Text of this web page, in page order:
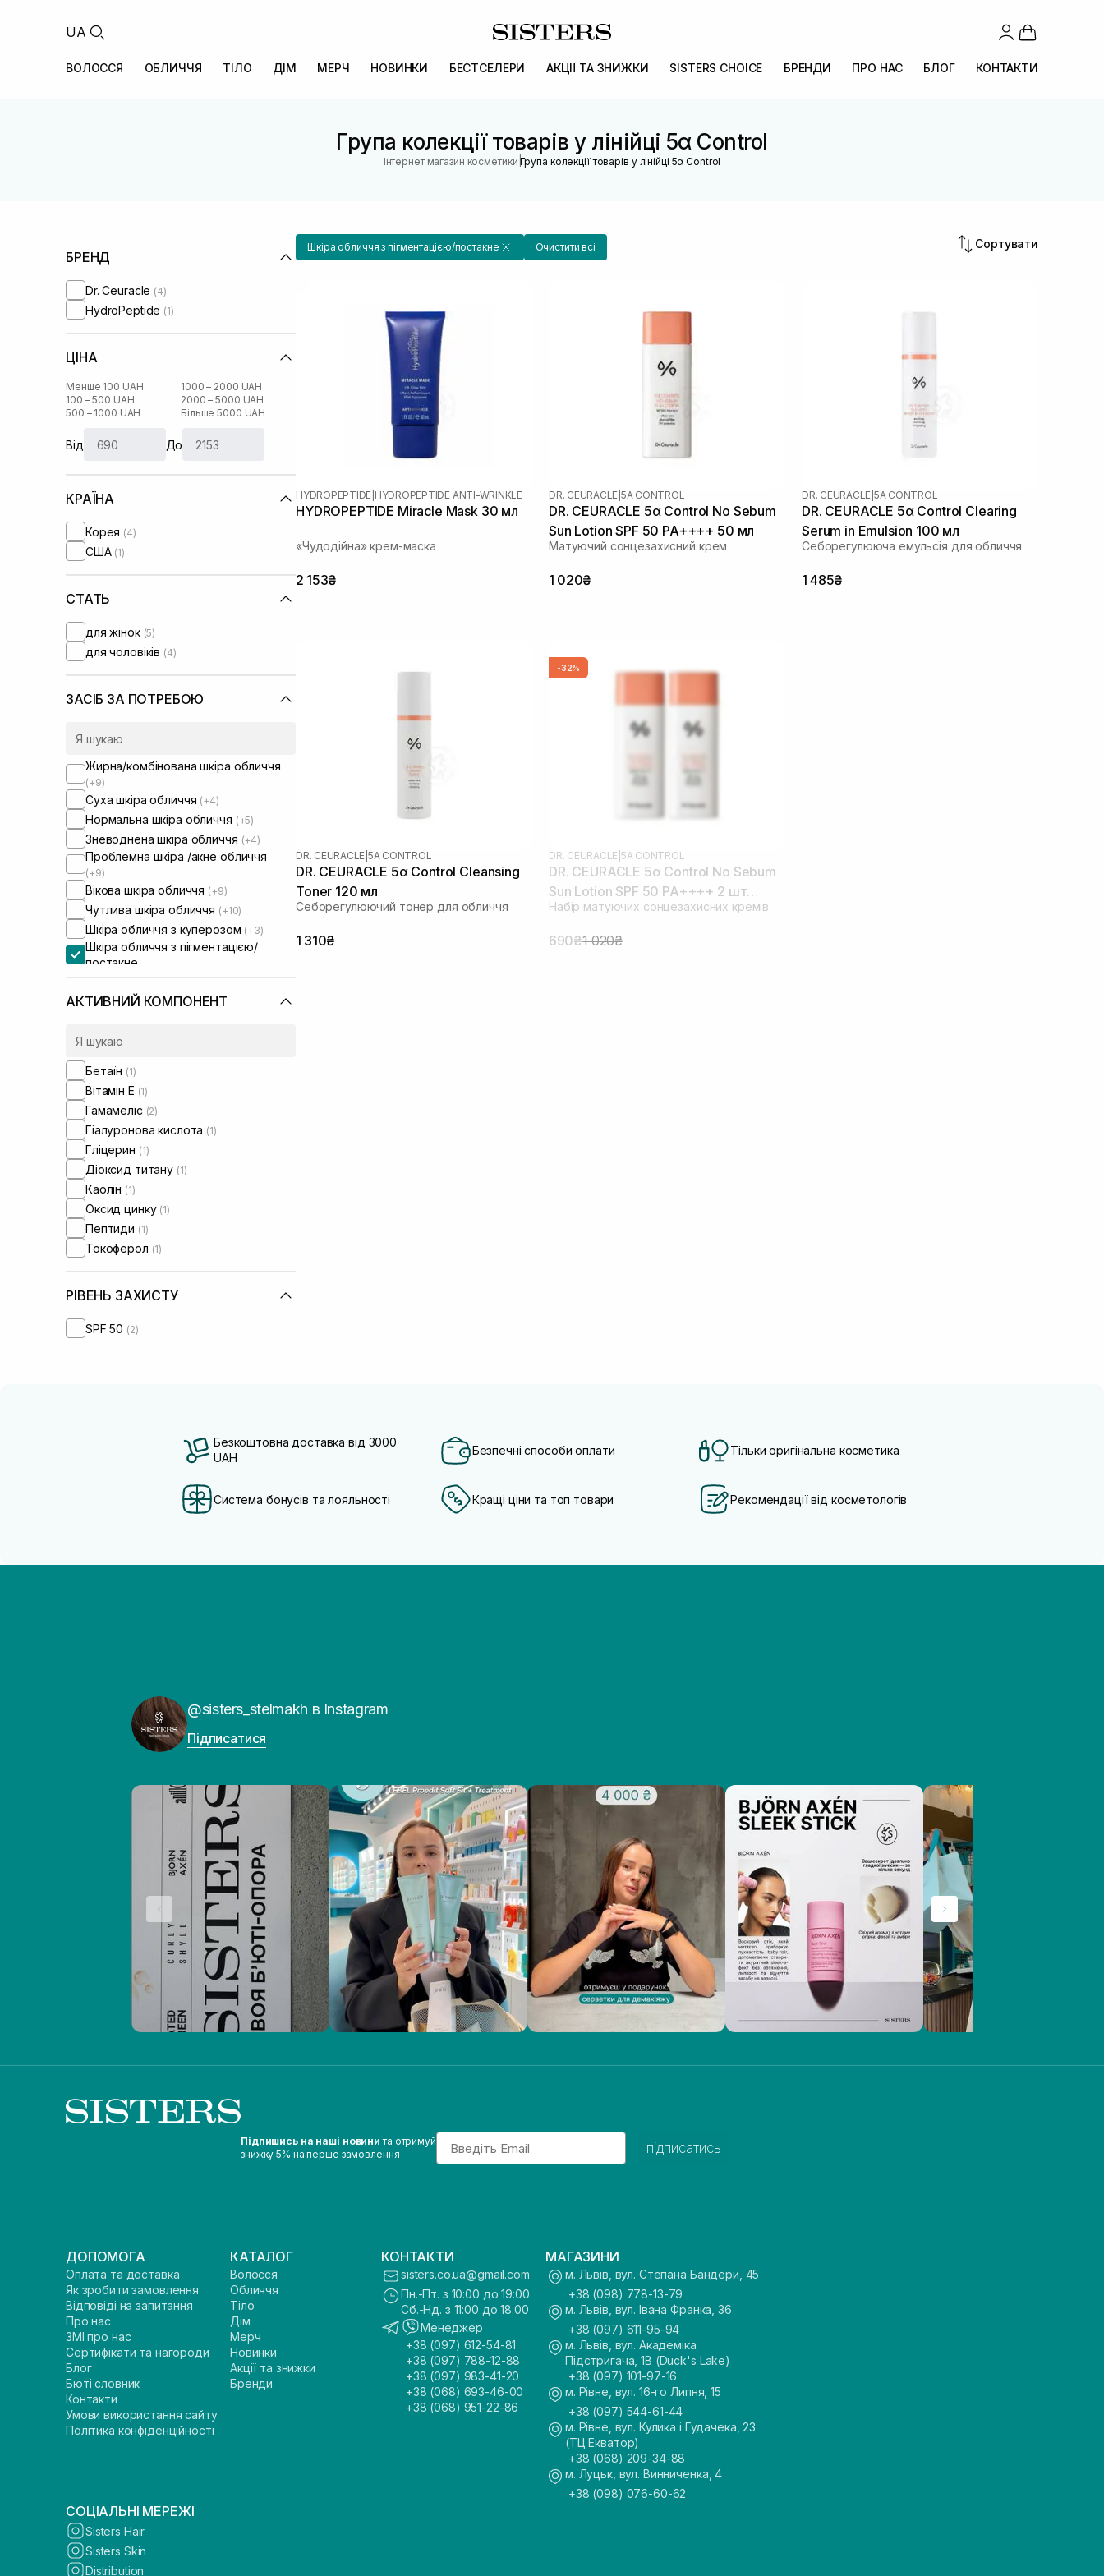
UA
ВОЛОССЯ ОБЛИЧЧЯ ТІЛО ДІМ МЕРЧ НОВИНКИ БЕСТСЕЛЕРИ АКЦІЇ ТА ЗНИЖКИ SISTERS CHOICE БРЕНДИ ПРО НАС БЛОГ КОНТАКТИ
Група колекції товарів у лінійці 5α Control
Інтернет магазин косметики |Група колекції товарів у лінійці 5α Control
БРЕНД
Dr. Ceuracle (4)
HydroPeptide (1)
ЦІНА
Менше 100 UAH
100 – 500 UAH
500 – 1000 UAH
1000 – 2000 UAH
2000 – 5000 UAH
Більше 5000 UAH
Від До
КРАЇНА
Корея (4)
США (1)
СТАТЬ
для жінок (5)
для чоловіків (4)
ЗАСІБ ЗА ПОТРЕБОЮ
Жирна/комбінована шкіра обличчя
(+9)
Суха шкіра обличчя (+4)
Нормальна шкіра обличчя (+5)
Зневоднена шкіра обличчя (+4)
Проблемна шкіра /акне обличчя
(+9)
Вікова шкіра обличчя (+9)
Чутлива шкіра обличчя (+10)
Шкіра обличчя з куперозом (+3)
Шкіра обличчя з пігментацією/
постакне
Шкіра обличчя з розширеними
порами(+6)
Шкіра обличчя з порушеним
Шкіра обличчя з порушеним
АКТИВНИЙ КОМПОНЕНТ
Бетаїн (1)
Вітамін Е (1)
Гамамеліс (2)
Гіалуронова кислота (1)
Гліцерин (1)
Діоксид титану (1)
Каолін (1)
Оксид цинку (1)
Пептиди (1)
Токоферол (1)
РІВЕНЬ ЗАХИСТУ
SPF 50 (2)
Шкіра обличчя з пігментацією/постакне Очистити всі Сортувати
HYDROPEPTIDE HYDROPEPTIDE ANTI-WRINKLE
HYDROPEPTIDE Miracle Mask 30 мл
«Чудодійна» крем-маска
2 153₴
DR. CEURACLE 5Α CONTROL
DR. CEURACLE 5α Control No Sebum
Sun Lotion SPF 50 PA++++ 50 мл
Матуючий сонцезахисний крем
1 020₴
DR. CEURACLE 5Α CONTROL
DR. CEURACLE 5α Control Clearing
Serum in Emulsion 100 мл
Себорегулююча емульсія для обличчя
1 485₴
DR. CEURACLE 5Α CONTROL
DR. CEURACLE 5α Control Cleansing
Toner 120 мл
Себорегулюючий тонер для обличчя
1 310₴
-32%
DR. CEURACLE 5Α CONTROL
DR. CEURACLE 5α Control No Sebum
Sun Lotion SPF 50 PA++++ 2 шт
(термін до 09.04.2026)
Набір матуючих сонцезахисних кремів
690₴1 020₴
Безкоштовна доставка від 3000
UAH
Безпечні способи оплати Тільки оригінальна косметика
Система бонусів та лояльності Кращі ціни та топ товари Рекомендації від косметологів
@sisters_stelmakh в Instagram
Підписатися
Підпишись на наші новини та отримуй
знижку 5% на перше замовлення
Email
підписатись
ДОПОМОГА
Оплата та доставка
Як зробити замовлення
Відповіді на запитання
Про нас
ЗМІ про нас
Сертифікати та нагороди
Блог
Бюті словник
Контакти
Умови використання сайту
Політика конфіденційності
КАТАЛОГ
Волосся
Обличчя
Тіло
Дім
Мерч
Новинки
Акції та знижки
Бренди
КОНТАКТИ
sisters.co.ua@gmail.com
Пн.-Пт. з 10:00 до 19:00
Сб.-Нд. з 11:00 до 18:00
Менеджер
+38 (097) 612-54-81
+38 (097) 788-12-88
+38 (097) 983-41-20
+38 (068) 693-46-00
+38 (068) 951-22-86
МАГАЗИНИ
м. Львів, вул. Степана Бандери, 45
+38 (098) 778-13-79
м. Львів, вул. Івана Франка, 36
+38 (097) 611-95-94
м. Львів, вул. Академіка
Підстригача, 1В (Duck's Lake)
+38 (097) 101-97-16
м. Рівне, вул. 16-го Липня, 15
+38 (097) 544-61-44
м. Рівне, вул. Кулика і Гудачека, 23
(ТЦ Екватор)
+38 (068) 209-34-88
м. Луцьк, вул. Винниченка, 4
+38 (098) 076-60-62
СОЦІАЛЬНІ МЕРЕЖІ
Sisters Hair
Sisters Skin
Distribution